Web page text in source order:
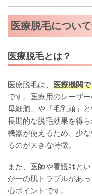
医療脱毛につい
医療脱毛とは？
医療脱毛は、 医療機関
です。医療用のレーザ
母細胞」や「毛乳頭」
長期的な脱毛効果を得
機器が使えるため、少
るのが大きな特徴。
また、医師や看護師と
が一の肌トラブルがあ
心ポイントです。